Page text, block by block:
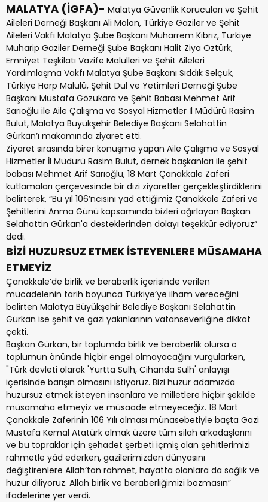
MALATYA (İGFA)- Malatya Güvenlik Korucuları ve Şehit
Aileleri Derneği Başkanı Ali Molon, Türkiye Gaziler ve Şehit
Aileleri Vakfı Malatya Şube Başkanı Muharrem Kıbrız, Türkiye
Muharip Gaziler Derneği Şube Başkanı Halit Ziya Öztürk,
Emniyet Teşkilatı Vazife Malulleri ve Şehit Aileleri
Yardımlaşma Vakfı Malatya Şube Başkanı Sıddık Selçuk,
Türkiye Harp Malulü, Şehit Dul ve Yetimleri Derneği Şube
Başkanı Mustafa Gözükara ve Şehit Babası Mehmet Arif
Sarıoğlu ile Aile Çalışma ve Sosyal Hizmetler İl Müdürü Rasim
Bulut, Malatya Büyükşehir Belediye Başkanı Selahattin
Gürkan’ı makamında ziyaret etti.
Ziyaret sırasında birer konuşma yapan Aile Çalışma ve Sosyal
Hizmetler İl Müdürü Rasim Bulut, dernek başkanları ile şehit
babası Mehmet Arif Sarıoğlu, 18 Mart Çanakkale Zaferi
kutlamaları çerçevesinde bir dizi ziyaretler gerçekleştirdiklerini
belirterek, “Bu yıl 106’ncısını yad ettiğimiz Çanakkale Zaferi ve
Şehitlerini Anma Günü kapsamında bizleri ağırlayan Başkan
Selahattin Gürkan'a desteklerinden dolayı teşekkür ediyoruz”
dedi.
BİZİ HUZURSUZ ETMEK İSTEYENLERE MÜSAMAHA
ETMEYİZ
Çanakkale’de birlik ve beraberlik içerisinde verilen
mücadelenin tarih boyunca Türkiye’ye ilham vereceğini
belirten Malatya Büyükşehir Belediye Başkanı Selahattin
Gürkan ise şehit ve gazi yakınlarının vatanseverliğine dikkat
çekti.
Başkan Gürkan, bir toplumda birlik ve beraberlik olursa o
toplumun önünde hiçbir engel olmayacağını vurgularken,
"Türk devleti olarak 'Yurtta Sulh, Cihanda Sulh' anlayışı
içerisinde barışın olmasını istiyoruz. Bizi huzur adamızda
huzursuz etmek isteyen insanlara ve milletlere hiçbir şekilde
müsamaha etmeyiz ve müsaade etmeyeceğiz. 18 Mart
Çanakkale Zaferinin 106 Yılı olması münasebetiyle başta Gazi
Mustafa Kemal Atatürk olmak üzere tüm silah arkadaşlarını
ve bu topraklar için şehadet şerbeti içmiş olan şehitlerimizi
rahmetle yâd ederken, gazilerimizden dünyasını
değiştirenlere Allah’tan rahmet, hayatta olanlara da sağlık ve
huzur diliyoruz. Allah birlik ve beraberliğimizi bozmasın”
ifadelerine yer verdi.